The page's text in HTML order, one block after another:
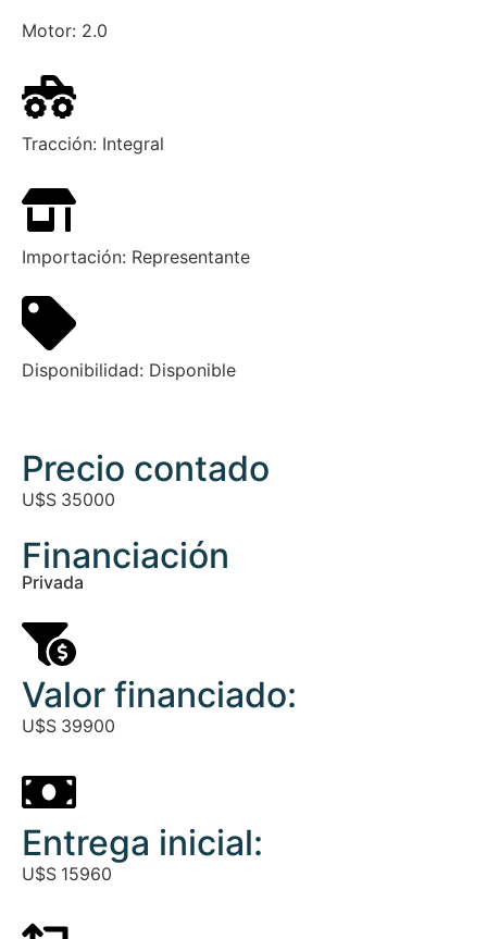
Motor: 2.0
Tracción: Integral
Importación: Representante
Disponibilidad: Disponible
Precio contado
U$S 35000
Financiación
Privada
Valor financiado:
U$S 39900
Entrega inicial:
U$S 15960